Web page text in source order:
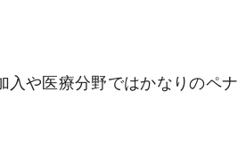
入や医療分野ではかなりのペナ